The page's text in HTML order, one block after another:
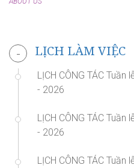
- LỊCH LÀM VIỆC
LỊCH CÔNG TÁC
- 2026
LỊCH CÔNG TÁC
- 2026
LỊCH CÔNG TÁC